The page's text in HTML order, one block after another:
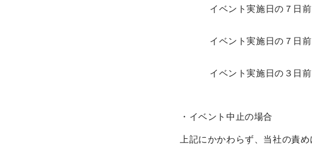
イベント実施日の７日
イベント実施日の７日
イベント実施日の３日
・イベント中止の場合
上記にかかわらず、当社の責